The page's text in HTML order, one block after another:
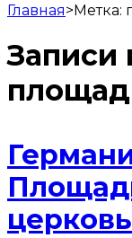
Главная>Метка:
Записи